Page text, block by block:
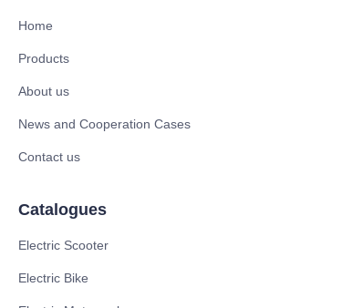
Home
Products
About us
News and Cooperation Cases
Contact us
Catalogues
Electric Scooter
Electric Bike